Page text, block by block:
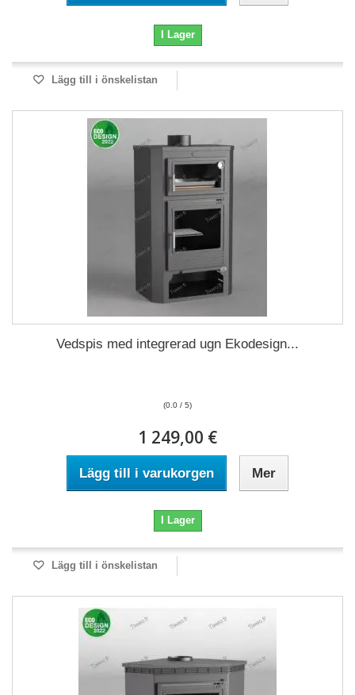
I Lager
Lägg till i önskelistan
Vedspis med integrerad ugn Ekodesign...
(0.0 / 5)
1 249,00 €
Lägg till i varukorgen Mer
I Lager
Lägg till i önskelistan